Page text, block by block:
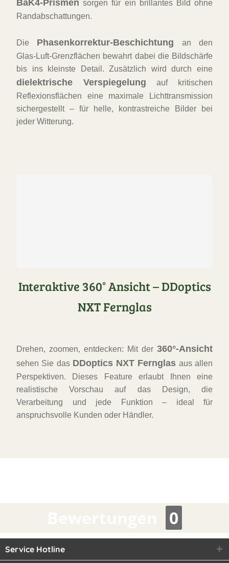
BaK4-Prismen sorgen für ein brillantes Bild ohne
Randabschattungen.
Die Phasenkorrektur-Beschichtung an den
Glas-Luft-Grenzflächen bewahrt dabei die Bildschärfe
bis ins kleinste Detail. Zusätzlich wird durch eine
dielektrische Verspiegelung auf kritischen
Reflexionsflächen eine maximale Lichttransmission
sichergestellt – für helle, kontrastreiche Bilder bei
jeder Witterung.
Interaktive 360° Ansicht – DDoptics
NXT Fernglas
Drehen, zoomen, entdecken: Mit der 360°-Ansicht
sehen Sie das DDoptics NXT Fernglas aus allen
Perspektiven. Dieses Feature erlaubt Ihnen eine
realistische Vorschau auf das Design, die
Verarbeitung und jede Funktion – ideal für
anspruchsvolle Kunden oder Händler.
0
Service Hotline